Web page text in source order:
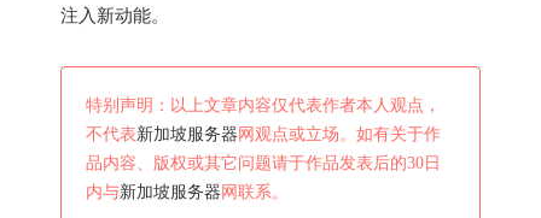
注入新动能。
特别声明：以上文章内容仅代表作者本人观点，
不代表新加坡服务器 网观点或立场。如有关于作
品内容、版权或其它问题请于作品发表后的30日
内与新加坡服务器 网联系。